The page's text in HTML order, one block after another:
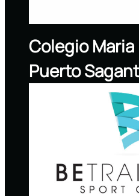
Colegio
Puerto